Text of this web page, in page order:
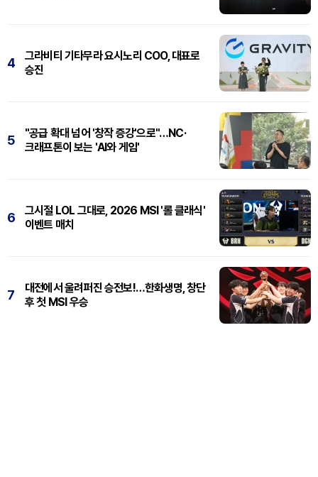
4
그라비티 기타무라 요시노리 COO, 대표로
승진
5
"공급 확대 넘어 '창작 증강'으로"…NC·
크래프톤이 보는 'AI와 게임'
6
그시절 LOL 그대로, 2026 MSI '롤 클래식'
이벤트 매치
7
대전에서 울려퍼진 승전보!…한화생명, 창단
후 첫 MSI 우승